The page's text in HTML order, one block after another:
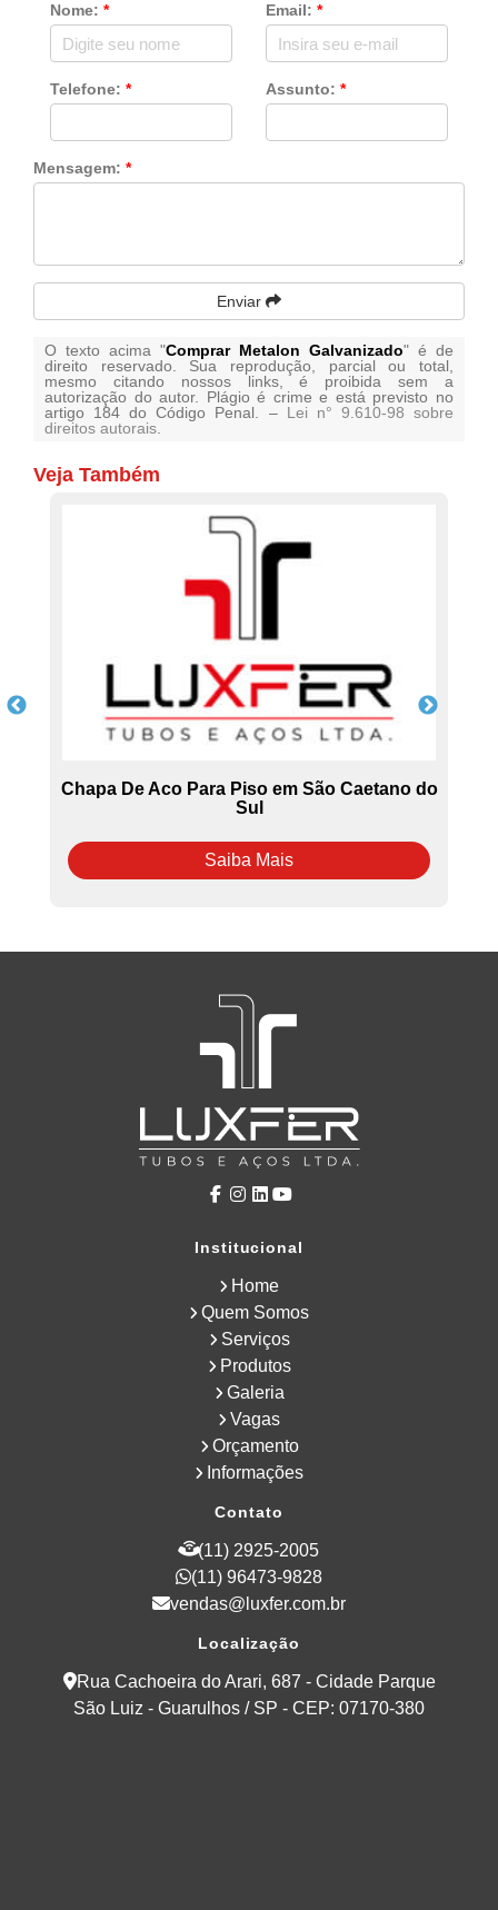
Nome: * Email: *
Telefone: * Assunto: *
Mensagem: *
Enviar
O texto acima "Comprar Metalon Galvanizado" é de
direito reservado. Sua reprodução, parcial ou total,
mesmo citando nossos links, é proibida sem a
autorização do autor. Plágio é crime e está previsto no
artigo 184 do Código Penal. – Lei n° 9.610-98 sobre
direitos autorais
Veja Também
Chapa De Aco Para Piso em São Caetano do
Sul
Saiba Mais
Institucional
Home
Quem Somos
Serviços
Produtos
Galeria
Vagas
Orçamento
Informações
Contato
(11) 2925-2005
(11) 96473-9828
vendas@luxfer.com.br
Localização
Rua Cachoeira do Arari, 687 - Cidade Parque
São Luiz - Guarulhos / SP - CEP: 07170-380